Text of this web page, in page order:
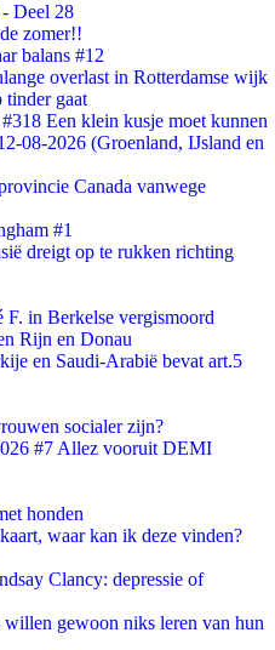
Deel 28
zomer!!
balans #12
overlast in Rotterdamse wijk
tinder gaat
Een klein kusje moet kunnen
08-2026 (Groenland, IJsland en
Canada vanwege
#1
dreigt op te rukken richting
F. in Berkelse vergismoord
Rijn en Donau
en Saudi-Arabië bevat art.5
socialer zijn?
#7 Allez vooruit DEMI
honden
waar kan ik deze vinden?
Clancy: depressie of
gewoon niks leren van hun